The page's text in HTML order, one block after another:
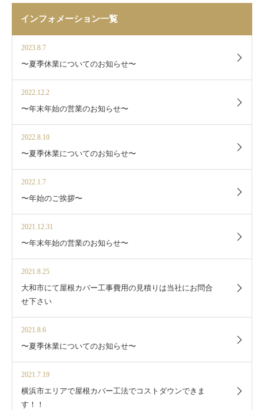
インフォメーション一覧
2023.8.7
〜夏季休業についてのお知らせ〜
2022.12.2
〜年末年始の営業のお知らせ〜
2022.8.10
〜夏季休業についてのお知らせ〜
2022.1.7
〜年始のご挨拶〜
2021.12.31
〜年末年始の営業のお知らせ〜
2021.8.25
大和市にて屋根カバー工事費用の見積りは当社にお問合
せ下さい
2021.8.6
〜夏季休業についてのお知らせ〜
2021.7.19
横浜市エリアで屋根カバー工法でコストダウンできま
す！！